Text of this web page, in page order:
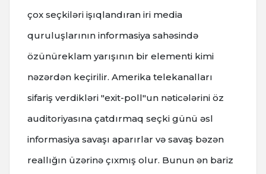
çox seçkiləri işıqlandıran iri media
quruluşlarının informasiya sahəsində
özünüreklam yarışının bir elementi kimi
nəzərdən keçirilir. Amerika telekanalları
sifariş verdikləri "exit-poll"un nəticələrini öz
auditoriyasına çatdırmaq seçki günü əsl
informasiya savaşı aparırlar və savaş bəzən
reallığın üzərinə çıxmış olur. Bunun ən bariz